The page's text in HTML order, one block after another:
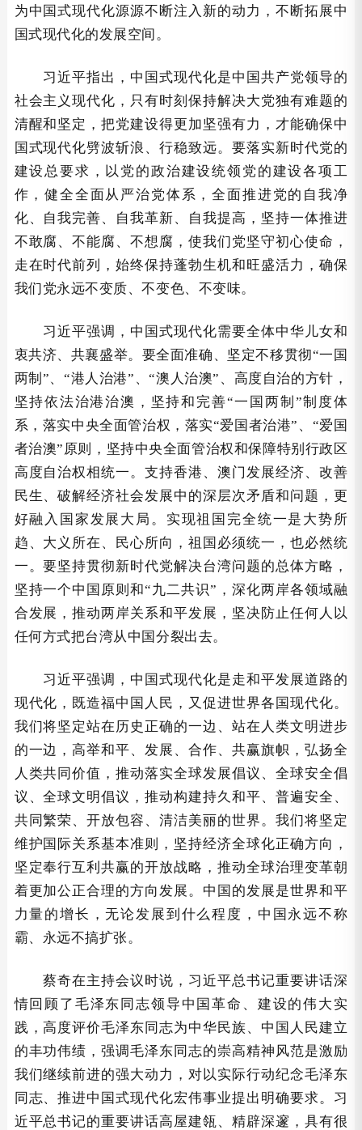
为中国式现代化源源不断注入新的动力，不断拓展中
国式现代化的发展空间。
习近平指出，中国式现代化是中国共产党领导的
社会主义现代化，只有时刻保持解决大党独有难题的
清醒和坚定，把党建设得更加坚强有力，才能确保中
国式现代化劈波斩浪、行稳致远。要落实新时代党的
建设总要求，以党的政治建设统领党的建设各项工
作，健全全面从严治党体系，全面推进党的自我净
化、自我完善、自我革新、自我提高，坚持一体推进
不敢腐、不能腐、不想腐，使我们党坚守初心使命，
走在时代前列，始终保持蓬勃生机和旺盛活力，确保
我们党永远不变质、不变色、不变味。
习近平强调，中国式现代化需要全体中华儿女和
衷共济、共襄盛举。要全面准确、坚定不移贯彻“一国
两制”、“港人治港”、“澳人治澳”、高度自治的方针，
坚持依法治港治澳，坚持和完善“一国两制”制度体
系，落实中央全面管治权，落实“爱国者治港”、“爱国
者治澳”原则，坚持中央全面管治权和保障特别行政区
高度自治权相统一。支持香港、澳门发展经济、改善
民生、破解经济社会发展中的深层次矛盾和问题，更
好融入国家发展大局。实现祖国完全统一是大势所
趋、大义所在、民心所向，祖国必须统一，也必然统
一。要坚持贯彻新时代党解决台湾问题的总体方略，
坚持一个中国原则和“九二共识”，深化两岸各领域融
合发展，推动两岸关系和平发展，坚决防止任何人以
任何方式把台湾从中国分裂出去。
习近平强调，中国式现代化是走和平发展道路的
现代化，既造福中国人民，又促进世界各国现代化。
我们将坚定站在历史正确的一边、站在人类文明进步
的一边，高举和平、发展、合作、共赢旗帜，弘扬全
人类共同价值，推动落实全球发展倡议、全球安全倡
议、全球文明倡议，推动构建持久和平、普遍安全、
共同繁荣、开放包容、清洁美丽的世界。我们将坚定
维护国际关系基本准则，坚持经济全球化正确方向，
坚定奉行互利共赢的开放战略，推动全球治理变革朝
着更加公正合理的方向发展。中国的发展是世界和平
力量的增长，无论发展到什么程度，中国永远不称
霸、永远不搞扩张。
蔡奇在主持会议时说，习近平总书记重要讲话深
情回顾了毛泽东同志领导中国革命、建设的伟大实
践，高度评价毛泽东同志为中华民族、中国人民建立
的丰功伟绩，强调毛泽东同志的崇高精神风范是激励
我们继续前进的强大动力，对以实际行动纪念毛泽东
同志、推进中国式现代化宏伟事业提出明确要求。习
近平总书记的重要讲话高屋建瓴、精辟深邃，具有很